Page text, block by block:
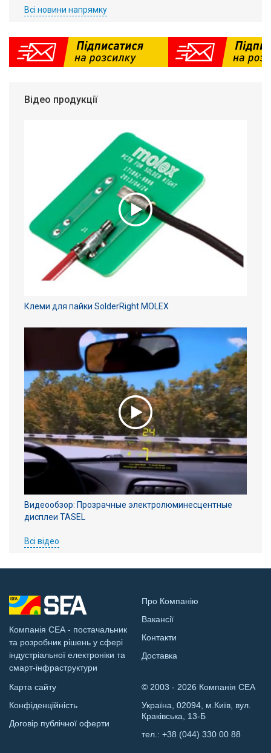
Всі новини напрямку
Відео продукції
Клеми для пайки SolderRight MOLEX
Видеообзор: Прозрачные электролюминесцентные
дисплеи TASEL
Всі відео
Компанія СЕА - постачальник
та розробник рішень у сфері
індустріальної електроніки та
смарт-інфраструктури
Про Компанію
Вакансії
Контакти
Доставка
Карта сайту
Конфіденційність
Договір публічної оферти
© 2003 - 2026 Компанія СЕА
Україна, 02094, м.Київ, вул.
Краківська, 13-Б
тел.: +38 (044) 330 00 88